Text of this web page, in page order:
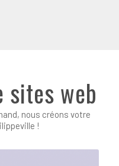
sites web
nous créons votre
!